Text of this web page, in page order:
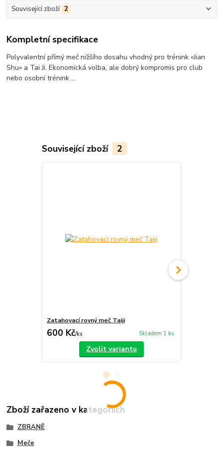
Související zboží 2
Kompletní specifikace
Polyvalentní přímý meč nižšího dosahu vhodný pro trénink «Jian
Shu» a Tai Ji. Ekonomická volba, ale dobrý kompromis pro club
nebo osobní trénink ...
Související zboží 2
Zatahovací rovný meč Taiji
600 Kč/ks Skladem 1 ks
Zvolit variantu
Zboží zařazeno v kategoriích
ZBRANĚ
Meče